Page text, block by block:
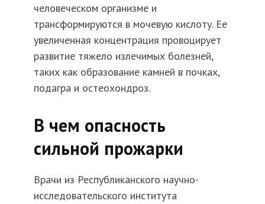
человеческом организме и
трансформируются в мочевую кислоту. Ее
увеличенная концентрация провоцирует
развитие тяжело излечимых болезней,
таких как образование камней в почках,
подагра и остеохондроз.
В чем опасность
сильной прожарки
Врачи из Республиканского научно-
исследовательского института